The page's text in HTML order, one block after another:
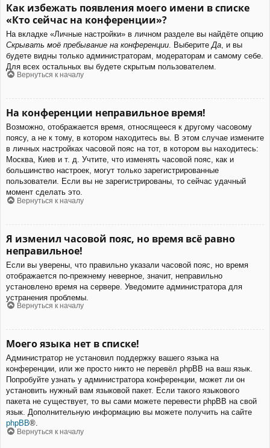
Как избежать появления моего имени в списке
«Кто сейчас на конференции»?
На вкладке «Личные настройки» в личном разделе вы найдёте опцию
Скрывать моё пребывание на конференции . Выберите Да , и вы
будете видны только администраторам, модераторам и самому себе.
Для всех остальных вы будете скрытым пользователем.
Вернуться к началу
На конференции неправильное время!
Возможно, отображается время, относящееся к другому часовому
поясу, а не к тому, в котором находитесь вы. В этом случае измените
в личных настройках часовой пояс на тот, в котором вы находитесь:
Москва, Киев и т. д. Учтите, что изменять часовой пояс, как и
большинство настроек, могут только зарегистрированные
пользователи. Если вы не зарегистрированы, то сейчас удачный
момент сделать это.
Вернуться к началу
Я изменил часовой пояс, но время всё равно
неправильное!
Если вы уверены, что правильно указали часовой пояс, но время
отображается по-прежнему неверное, значит, неправильно
установлено время на сервере. Уведомите администратора для
устранения проблемы.
Вернуться к началу
Моего языка нет в списке!
Администратор не установил поддержку вашего языка на
конференции, или же просто никто не перевёл phpBB на ваш язык.
Попробуйте узнать у администратора конференции, может ли он
установить нужный вам языковой пакет. Если такого языкового
пакета не существует, то вы сами можете перевести phpBB на свой
язык. Дополнительную информацию вы можете получить на сайте
phpBB®.
Вернуться к началу